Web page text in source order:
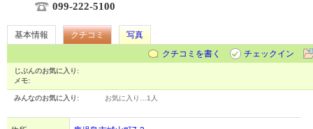
099-222-5100
基本情報 クチコミ
写真
クチコミを書く
チェックイン
じぶんのお気に入り:
メモ:
みんなのお気に入り: お気に入り… 1人